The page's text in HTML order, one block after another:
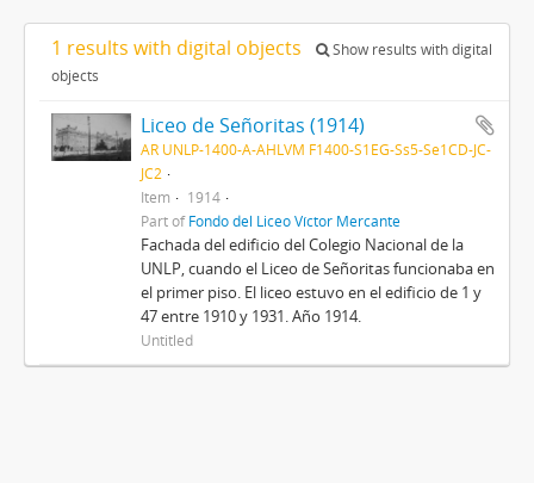
1 results with digital objects
Show results with digital
objects
Liceo de Señoritas (1914)
AR UNLP-1400-A-AHLVM F1400-S1EG-Ss5-Se1CD-JC-
JC2
Item
1914
Part ofFondo del Liceo Víctor Mercante
Fachada del edificio del Colegio Nacional de la
UNLP, cuando el Liceo de Señoritas funcionaba en
el primer piso. El liceo estuvo en el edificio de 1 y
47 entre 1910 y 1931. Año 1914.
Untitled